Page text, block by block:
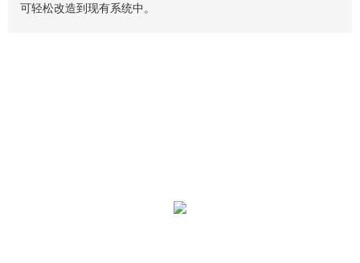
可轻松改造到现有系统中。